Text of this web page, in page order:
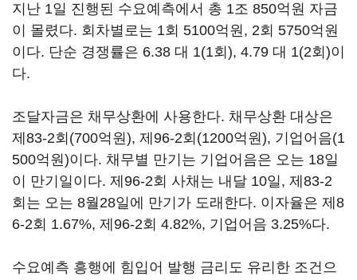
지난 1일 진행된 수요예측에서 총 1조 850억원 자금
이 몰렸다. 회차별로는 1회 5100억원, 2회 5750억원
이다. 단순 경쟁률은 6.38 대 1(1회), 4.79 대 1(2회)이
다.
조달자금은 채무상환에 사용한다. 채무상환 대상은
제83-2회(700억원), 제96-2회(1200억원), 기업어음(1
500억원)이다. 채무별 만기는 기업어음은 오는 18일
이 만기일이다. 제96-2회 사채는 내달 10일, 제83-2
회는 오는 8월28일에 만기가 도래한다. 이자율은 제8
6-2회 1.67%, 제96-2회 4.82%, 기업어음 3.25%다.
수요예측 흥행에 힘입어 발행 금리도 유리한 조건으